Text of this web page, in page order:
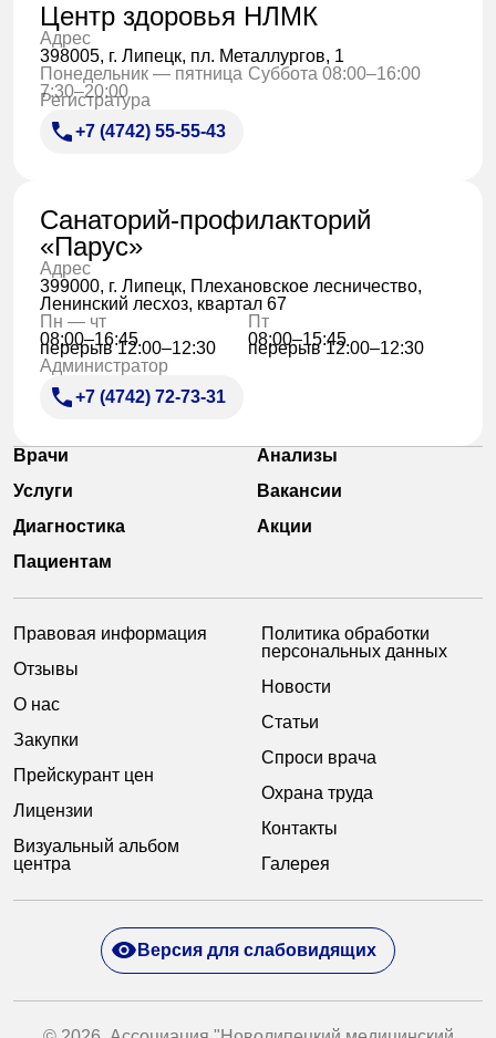
Центр здоровья НЛМК
Адрес
398005, г. Липецк, пл. Металлургов, 1
Понедельник — пятница
7:30–20:00
Суббота 08:00–16:00
Регистратура
+7 (4742) 55-55-43
Санаторий-профилакторий
«Парус»
Адрес
399000, г. Липецк, Плехановское лесничество,
Ленинский лесхоз, квартал 67
Пн — чт
08:00–16:45
перерыв 12:00–12:30
Пт
08:00–15:45
перерыв 12:00–12:30
Администратор
+7 (4742) 72-73-31
Врачи
Анализы
Услуги
Вакансии
Диагностика
Акции
Пациентам
Правовая информация
Отзывы
О нас
Закупки
Прейскурант цен
Лицензии
Визуальный альбом
центра
Политика обработки
персональных данных
Новости
Статьи
Спроси врача
Охрана труда
Контакты
Галерея
Версия для слабовидящих